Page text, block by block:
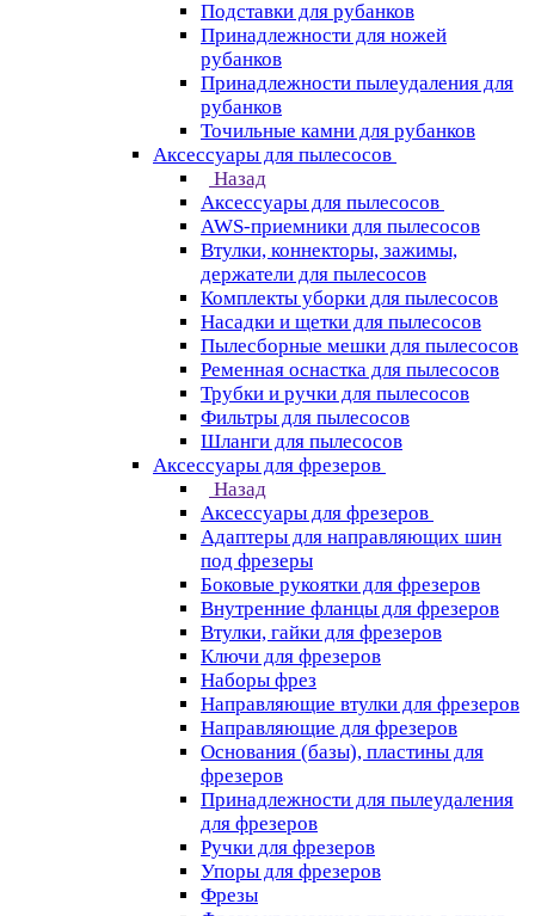
Подставки для рубанков
Принадлежности для ножей
рубанков
Принадлежности пылеудаления для
рубанков
Точильные камни для рубанков
Аксессуары для пылесосов
Назад
Аксессуары для пылесосов
AWS-приемники для пылесосов
Втулки, коннекторы, зажимы,
держатели для пылесосов
Комплекты уборки для пылесосов
Насадки и щетки для пылесосов
Пылесборные мешки для пылесосов
Ременная оснастка для пылесосов
Трубки и ручки для пылесосов
Фильтры для пылесосов
Шланги для пылесосов
Аксессуары для фрезеров
Назад
Аксессуары для фрезеров
Адаптеры для направляющих шин
под фрезеры
Боковые рукоятки для фрезеров
Внутренние фланцы для фрезеров
Втулки, гайки для фрезеров
Ключи для фрезеров
Наборы фрез
Направляющие втулки для фрезеров
Направляющие для фрезеров
Основания (базы), пластины для
фрезеров
Принадлежности для пылеудаления
для фрезеров
Ручки для фрезеров
Упоры для фрезеров
Фрезы